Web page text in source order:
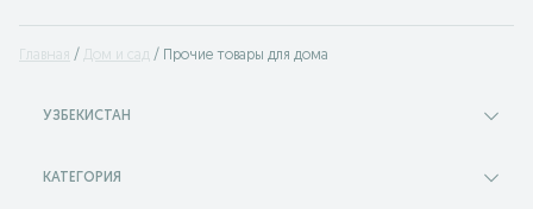
Главная Дом и сад Прочие товары для дома
УЗБЕКИСТАН
КАТЕГОРИЯ